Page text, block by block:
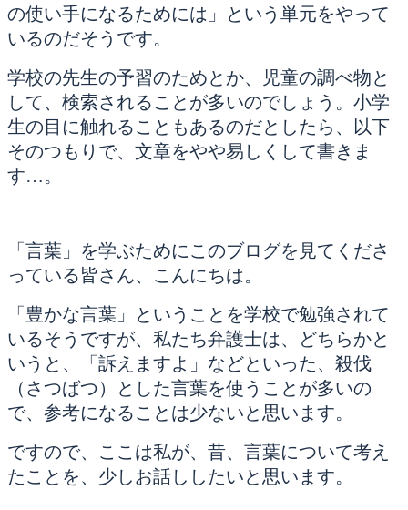
の使い手になるためには」という単元をやって
いるのだそうです。
学校の先生の予習のためとか、児童の調べ物と
して、検索されることが多いのでしょう。小学
生の目に触れることもあるのだとしたら、以下
そのつもりで、文章をやや易しくして書きま
す…。
「言葉」を学ぶためにこのブログを見てくださ
っている皆さん、こんにちは。
「豊かな言葉」ということを学校で勉強されて
いるそうですが、私たち弁護士は、どちらかと
いうと、「訴えますよ」などといった、殺伐
（さつばつ）とした言葉を使うことが多いの
で、参考になることは少ないと思います。
ですので、ここは私が、昔、言葉について考え
たことを、少しお話ししたいと思います。